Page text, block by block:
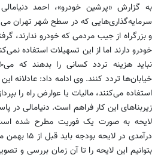
به گزارش «پرشین خودرو»، احمد
سرمایه‌گذاری‌هایی که در سطح شهر تهران
و بزرگراه از جیب مردمی که خودرو ندارند،
خودرو دارند اما از این تسهیلات استفاده
نباید هزینه تردد کسانی را بدهند که
خیابان‌ها تردد کنند. وی ادامه داد: عادلانه
استفاده می‌کنند، مالیات یا عوارض راه را
زیربناهای این کار فراهم است. دنیامالی در
لایحه به صورت یک فوریت مطرح شده
درآمدی در
بتوانیم این لایحه را تا آن زمان بررسی و